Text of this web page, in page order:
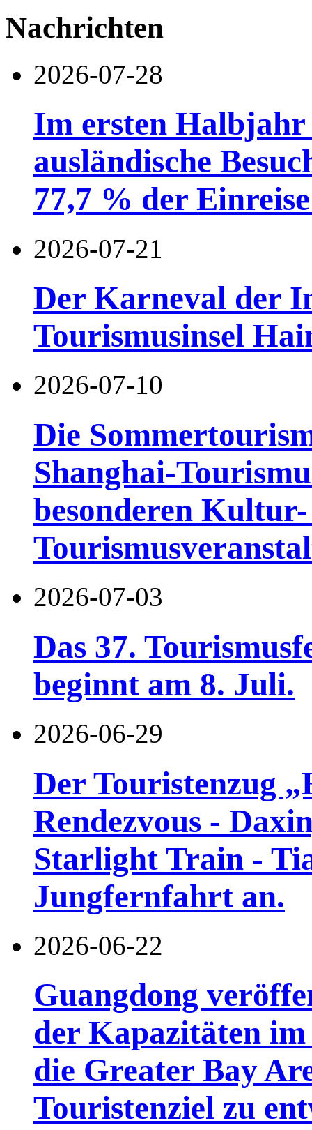
Nachrichten
2026-07-28
Im ersten
ausländische
77,7 % der
2026-07-21
Der Karneval der
Tourismusinsel
2026-07-10
Die
Shanghai-
besonderen
2026-07-03
Das 37.
beginnt am 8. Juli.
2026-06-29
Der Touristenzug
Rendezvous -
Starlight Train -
Jungfernfahrt an.
2026-06-22
Guangdong
der Kapazitäten
die Greater Bay
Touristenziel zu